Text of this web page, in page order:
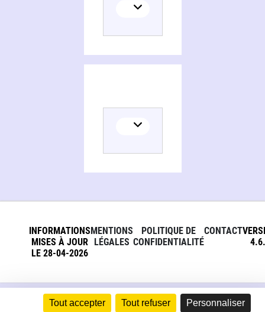
Tout accepter Tout refuser Personnaliser
INFORMATIONS
MISES À JOUR
LE 28-04-2026
MENTIONS
LÉGALES
POLITIQUE DE
CONFIDENTIALITÉ
CONTACT